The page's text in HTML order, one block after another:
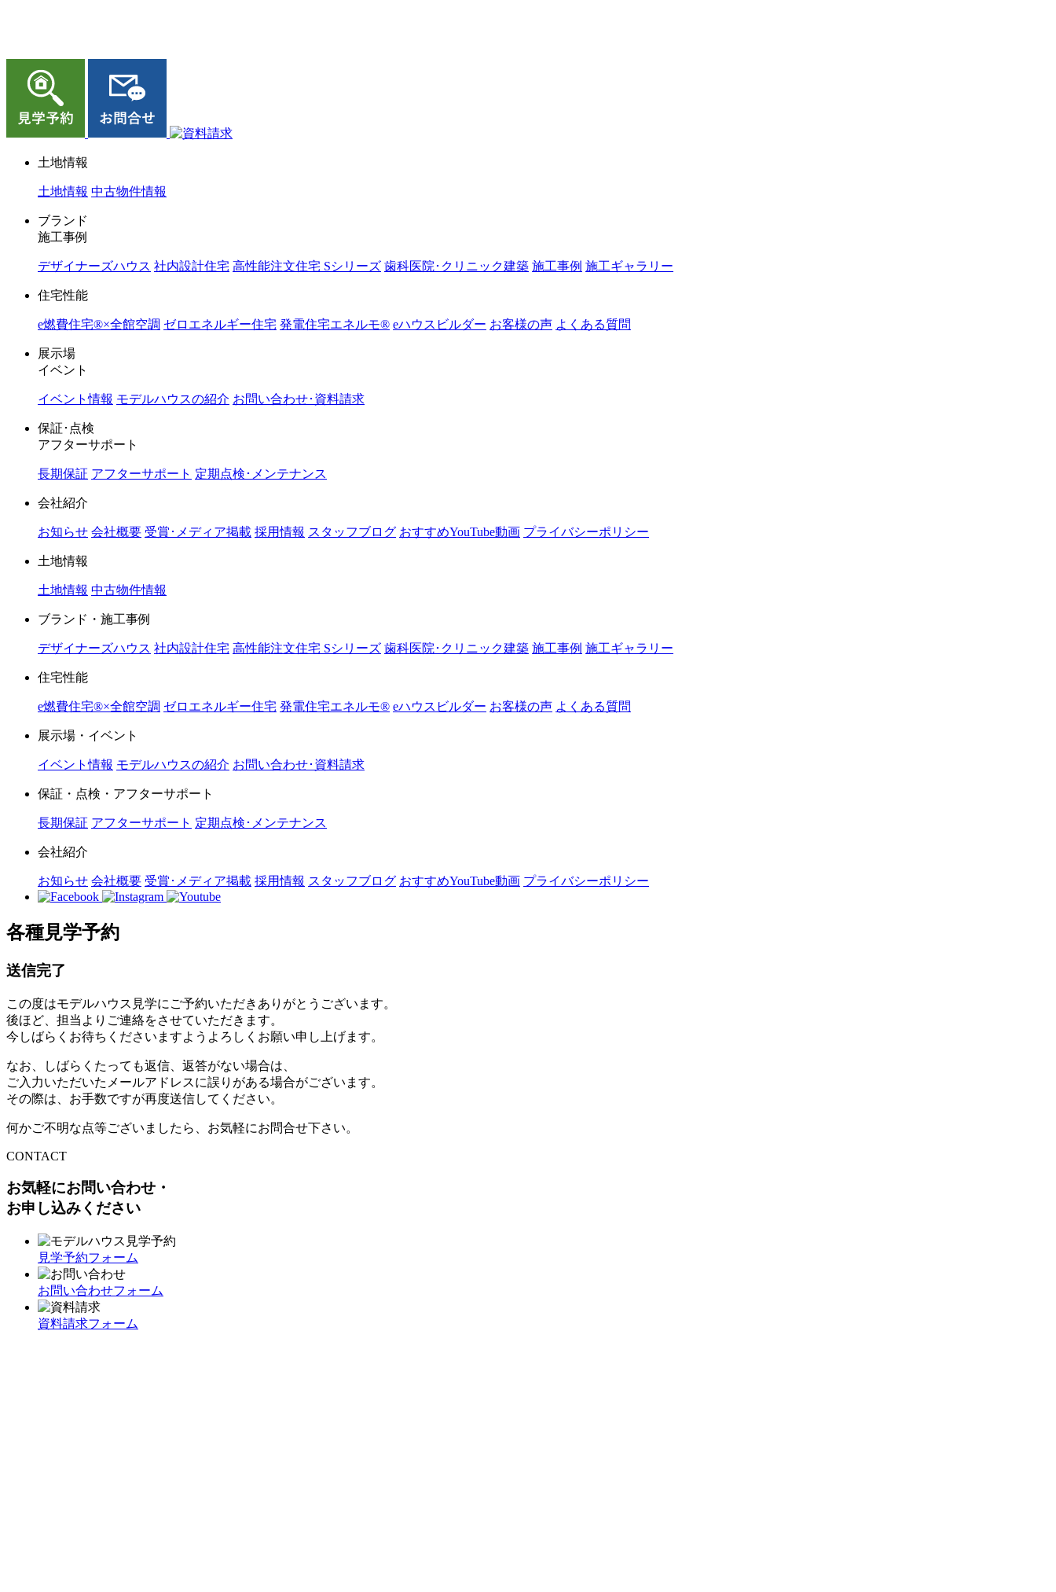
土地情報
土地情報 中古物件情報
ブランド
施工事例
デザイナーズハウス 社内設計住宅 高性能注文住宅 Sシリーズ 歯科医院･クリニック建築 施工事例 施工ギャラリー
住宅性能
e燃費住宅®︎×全館空調 ゼロエネルギー住宅 発電住宅エネルモ®︎ eハウスビルダー お客様の声 よくある質問
展示場
イベント
イベント情報 モデルハウスの紹介 お問い合わせ･資料請求
保証･点検
アフターサポート
長期保証 アフターサポート 定期点検･メンテナンス
会社紹介
お知らせ 会社概要 受賞･メディア掲載 採用情報 スタッフブログ おすすめYouTube動画 プライバシーポリシー
土地情報
土地情報 中古物件情報
ブランド・施工事例
デザイナーズハウス 社内設計住宅 高性能注文住宅 Sシリーズ 歯科医院･クリニック建築 施工事例 施工ギャラリー
住宅性能
e燃費住宅®︎×全館空調 ゼロエネルギー住宅 発電住宅エネルモ®︎ eハウスビルダー お客様の声 よくある質問
展示場・イベント
イベント情報 モデルハウスの紹介 お問い合わせ･資料請求
保証・点検・アフターサポート
長期保証 アフターサポート 定期点検･メンテナンス
会社紹介
お知らせ 会社概要 受賞･メディア掲載 採用情報 スタッフブログ おすすめYouTube動画 プライバシーポリシー
各種見学予約
送信完了
この度はモデルハウス見学にご予約いただきありがとうございます。
後ほど、担当よりご連絡をさせていただきます。
今しばらくお待ちくださいますようよろしくお願い申し上げます。
なお、しばらくたっても返信、返答がない場合は、
ご入力いただいたメールアドレスに誤りがある場合がございます。
その際は、お手数ですが再度送信してください。
何かご不明な点等ございましたら、お気軽にお問合せ下さい。
CONTACT
お気軽にお問い合わせ・
お申し込みください
見学予約フォーム
お問い合わせフォーム
資料請求フォーム